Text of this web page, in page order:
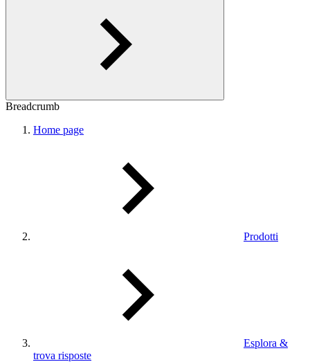
Breadcrumb
Home page
Prodotti
Esplora &
trova risposte